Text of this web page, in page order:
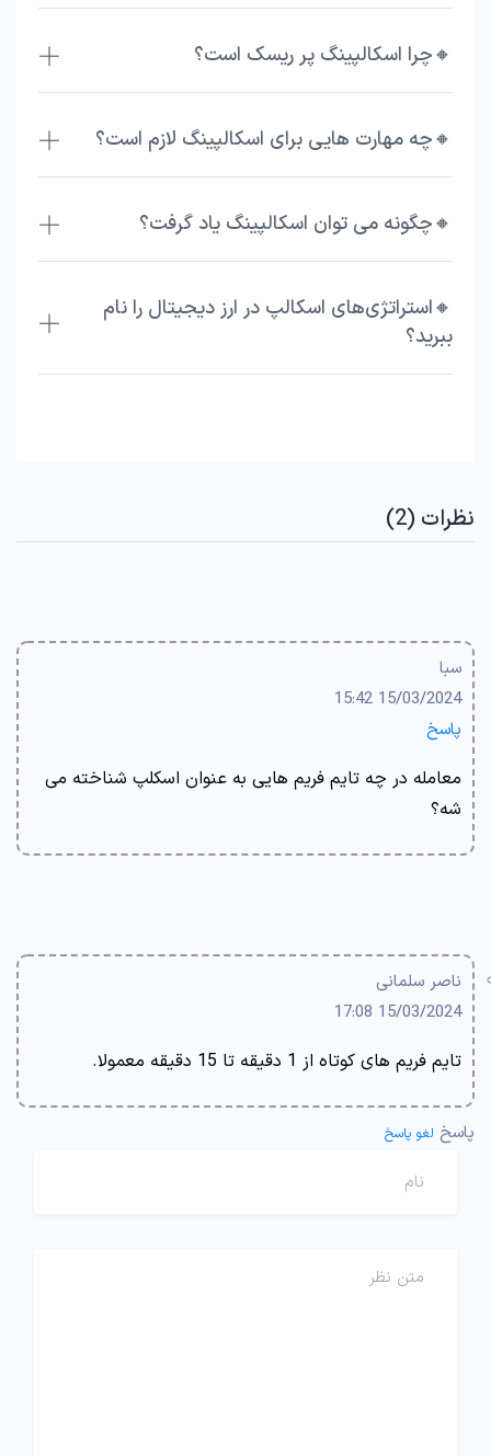
🔸چرا اسکالپینگ پر ریسک است؟
🔸چه مهارت هایی برای اسکالپینگ لازم است؟
🔸چگونه می توان اسکالپینگ یاد گرفت؟
🔸استراتژی‌های اسکالپ در ارز دیجیتال را نام
ببرید؟
نظرات (2)
سبا
15/03/2024 15:42
پاسخ
معامله در چه تایم فریم هایی به عنوان اسکلپ شناخته می
شه؟
ناصر سلمانی
15/03/2024 17:08
تایم فریم های کوتاه از 1 دقیقه تا 15 دقیقه معمولا.
پاسخ لغو پاسخ